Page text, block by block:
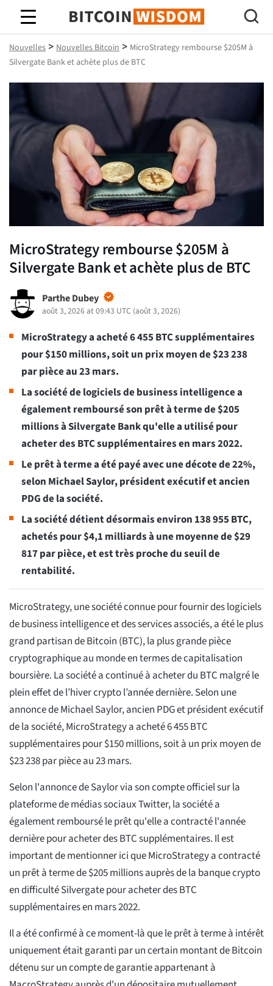
Bitcoin Sagesse
Nouvelles > Nouvelles Bitcoin > MicroStrategy rembourse $205M à
Silvergate Bank et achète plus de BTC
MicroStrategy rembourse $205M à
Silvergate Bank et achète plus de BTC
Parthe Dubey
août 3, 2026 at 09:43 UTC (août 3, 2026)
MicroStrategy a acheté 6 455 BTC supplémentaires
pour $150 millions, soit un prix moyen de $23 238
par pièce au 23 mars.
La société de logiciels de business intelligence a
également remboursé son prêt à terme de $205
millions à Silvergate Bank qu'elle a utilisé pour
acheter des BTC supplémentaires en mars 2022.
Le prêt à terme a été payé avec une décote de 22%,
selon Michael Saylor, président exécutif et ancien
PDG de la société.
La société détient désormais environ 138 955 BTC,
achetés pour $4,1 milliards à une moyenne de $29
817 par pièce, et est très proche du seuil de
rentabilité.
MicroStrategy, une société connue pour fournir des logiciels
de business intelligence et des services associés, a été le plus
grand partisan de Bitcoin (BTC), la plus grande pièce
cryptographique au monde en termes de capitalisation
boursière. La société a continué à acheter du BTC malgré le
plein effet de l’hiver crypto l’année dernière. Selon une
annonce de Michael Saylor, ancien PDG et président exécutif
de la société, MicroStrategy a acheté 6 455 BTC
supplémentaires pour $150 millions, soit à un prix moyen de
$23 238 par pièce au 23 mars.
Selon l'annonce de Saylor via son compte officiel sur la
plateforme de médias sociaux Twitter, la société a
également remboursé le prêt qu'elle a contracté l'année
dernière pour acheter des BTC supplémentaires. Il est
important de mentionner ici que MicroStrategy a contracté
un prêt à terme de $205 millions auprès de la banque crypto
en difficulté Silvergate pour acheter des BTC
supplémentaires en mars 2022.
Il a été confirmé à ce moment-là que le prêt à terme à intérêt
uniquement était garanti par un certain montant de Bitcoin
détenu sur un compte de garantie appartenant à